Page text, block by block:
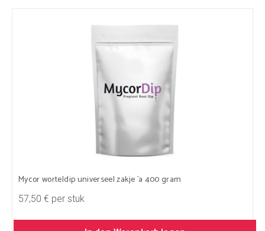
Mycor worteldip universeel zakje `a 400 gram
57,50 € per stuk